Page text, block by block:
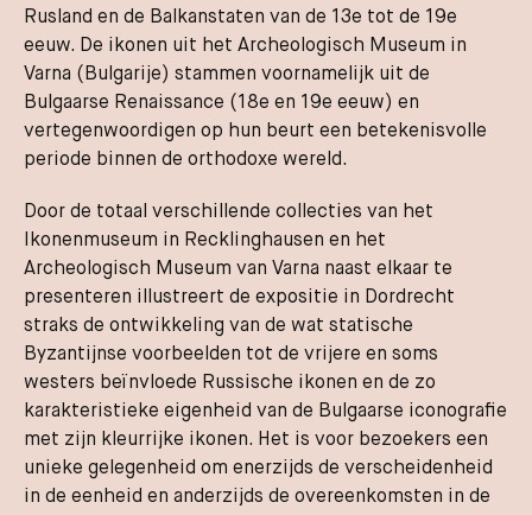
Rusland en de Balkanstaten van de 13e tot de 19e
eeuw. De ikonen uit het Archeologisch Museum in
Varna (Bulgarije) stammen voornamelijk uit de
Bulgaarse Renaissance (18e en 19e eeuw) en
vertegenwoordigen op hun beurt een betekenisvolle
periode binnen de orthodoxe wereld.
Door de totaal verschillende collecties van het
Ikonenmuseum in Recklinghausen en het
Archeologisch Museum van Varna naast elkaar te
presenteren illustreert de expositie in Dordrecht
straks de ontwikkeling van de wat statische
Byzantijnse voorbeelden tot de vrijere en soms
westers beïnvloede Russische ikonen en de zo
karakteristieke eigenheid van de Bulgaarse iconografie
met zijn kleurrijke ikonen. Het is voor bezoekers een
unieke gelegenheid om enerzijds de verscheidenheid
in de eenheid en anderzijds de overeenkomsten in de